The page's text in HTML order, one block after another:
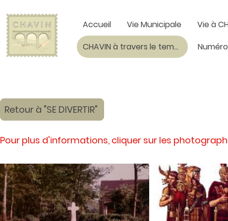
Accueil Vie Municipale Vie à
CHAVIN à travers le temps
Retour à "SE DIVERTIR"
Pour plus d'informations, cliquer sur les